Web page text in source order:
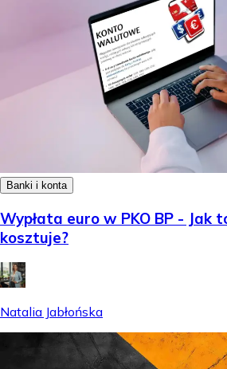
Banki i konta
Wypłata euro w PKO BP - Jak
kosztuje?
Natalia Jabłońska